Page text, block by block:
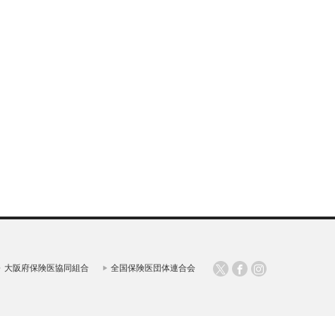
大阪府保険医協同組合 全国保険医団体連合会